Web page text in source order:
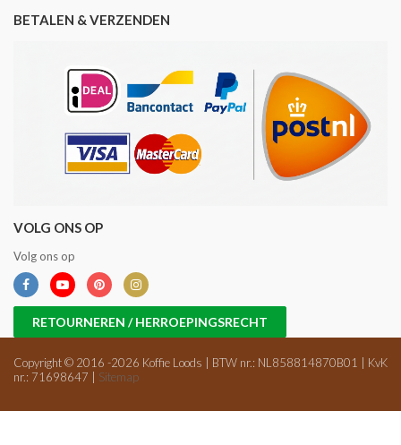
BETALEN & VERZENDEN
VOLG ONS OP
Volg ons op
RETOURNEREN / HERROEPINGSRECHT
Copyright © 2016 -2026 Koffie Loods | BTW nr.: NL858814870B01 | KvK
nr.: 71698647 | Sitemap